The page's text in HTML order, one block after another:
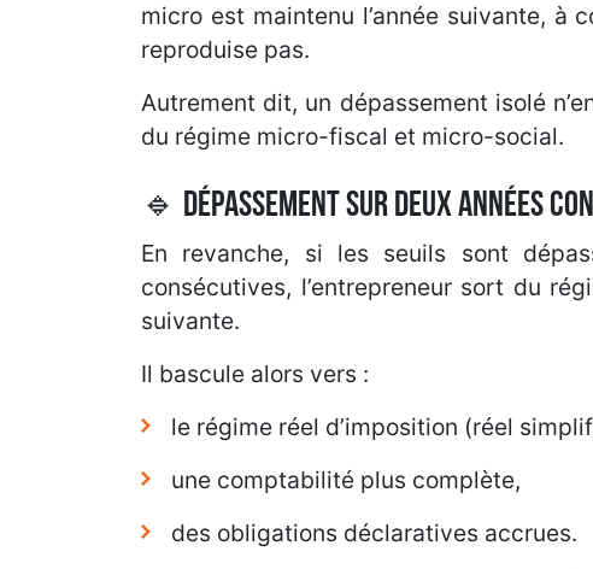
micro est maintenu l’année suivante, à
reproduise pas.
Autrement dit, un dépassement isolé
du régime micro-fiscal et micro-social.
🔹 Dépassement sur deux années
En revanche, si les seuils sont
consécutives, l’entrepreneur sort du
suivante.
Il bascule alors vers :
le régime réel d’imposition (réel
une comptabilité plus complète,
des obligations déclaratives accrues.